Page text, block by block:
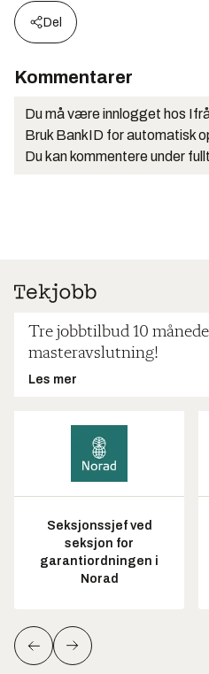
Del
Kommentarer
Du må være innlogget hos
Bruk BankID for automatisk
Du kan kommentere under
Tre jobbtilbud 10
masteravslutning!
Les mer
Seksjonssjef ved
seksjon for
garantiordningen i
Norad